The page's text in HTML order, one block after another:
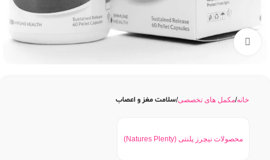
بزرگنمایی تصویر
خانه مکمل های تخصصی سلامت مغز و اعصاب
محصولات نیچرز پلنتی (Natures Plenty)